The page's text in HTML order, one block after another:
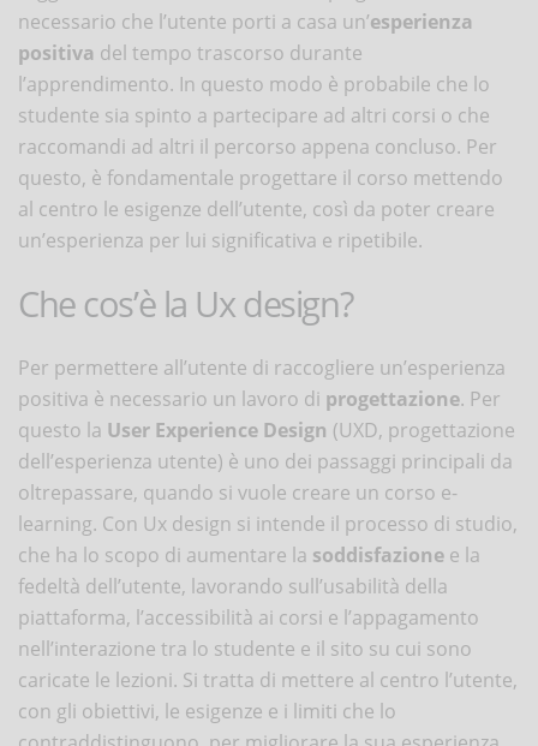
necessario che l’utente porti a casa un’esperienza
positiva del tempo trascorso durante
l’apprendimento. In questo modo è probabile che lo
studente sia spinto a partecipare ad altri corsi o che
raccomandi ad altri il percorso appena concluso. Per
questo, è fondamentale progettare il corso mettendo
al centro le esigenze dell’utente, così da poter creare
un’esperienza per lui significativa e ripetibile.
Che cos’è la Ux design?
Per permettere all’utente di raccogliere un’esperienza
positiva è necessario un lavoro di progettazione. Per
questo la User Experience Design (UXD, progettazione
dell’esperienza utente) è uno dei passaggi principali da
oltrepassare, quando si vuole creare un corso e-
learning. Con Ux design si intende il processo di studio,
che ha lo scopo di aumentare la soddisfazione e la
fedeltà dell’utente, lavorando sull’usabilità della
piattaforma, l’accessibilità ai corsi e l’appagamento
nell’interazione tra lo studente e il sito su cui sono
caricate le lezioni. Si tratta di mettere al centro l’utente,
con gli obiettivi, le esigenze e i limiti che lo